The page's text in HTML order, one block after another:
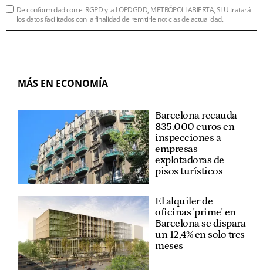
De conformidad con el RGPD y la LOPDGDD, METRÓPOLI ABIERTA, SLU tratará
los datos facilitados con la finalidad de remitirle noticias de actualidad.
MÁS EN ECONOMÍA
Barcelona recauda
835.000 euros en
inspecciones a
empresas
explotadoras de
pisos turísticos
El alquiler de
oficinas 'prime' en
Barcelona se dispara
un 12,4% en solo tres
meses